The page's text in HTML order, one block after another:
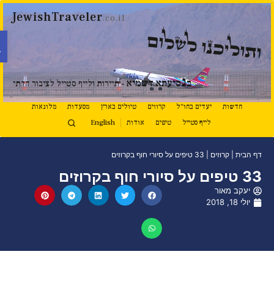
JewishTraveler.co.il
לשלום
בנסיעתא דשמיא- תיירות ולייף סטייל לציבור הדתי
חדשות יעדים בחו"ל קרוזים טיולים בארץ מסעדות
מלונאות
לייף סטייל
טיפים אודות English
דף הבית|קרוזים|33 טיפים על סיורי חוף בקרוזים
33 טיפים על סיורי חוף בקרוזים
יעקב מאור
יולי 18, 2018